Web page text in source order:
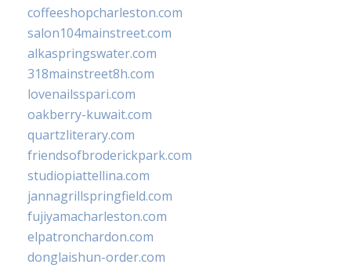
coffeeshopcharleston.com
salon104mainstreet.com
alkaspringswater.com
318mainstreet8h.com
lovenailsspari.com
oakberry-kuwait.com
quartzliterary.com
friendsofbroderickpark.com
studiopiattellina.com
jannagrillspringfield.com
fujiyamacharleston.com
elpatronchardon.com
donglaishun-order.com